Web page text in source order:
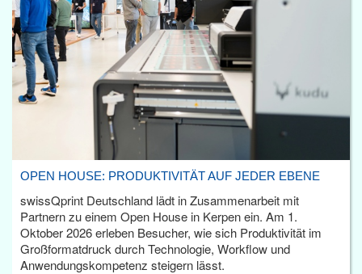
OPEN HOUSE: PRODUKTIVITÄT AUF JEDER EBENE
swissQprint Deutschland lädt in Zusammenarbeit mit
Partnern zu einem Open House in Kerpen ein. Am 1.
Oktober 2026 erleben Besucher, wie sich Produktivität im
Großformatdruck durch Technologie, Workflow und
Anwendungskompetenz steigern lässt.